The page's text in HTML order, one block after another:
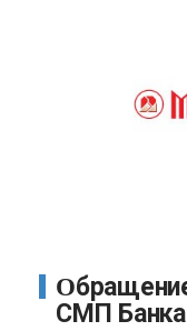
Обращение к клиентам Группы
СМП Банка